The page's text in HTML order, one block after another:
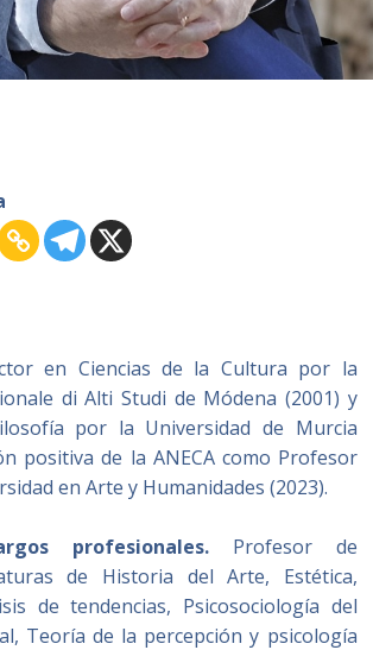
en Ciencias de la Cultura por la
di Alti Studi de Módena (2001) y
por la Universidad de Murcia
positiva de la ANECA como Profesor
en Arte y Humanidades (2023).
profesionales. Profesor de
de Historia del Arte, Estética,
de tendencias, Psicosociología del
Teoría de la percepción y psicología